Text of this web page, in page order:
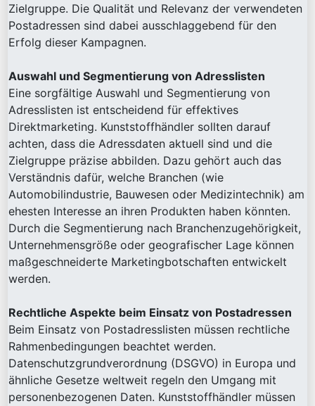
Zielgruppe. Die Qualität und Relevanz der verwendeten
Postadressen sind dabei ausschlaggebend für den
Erfolg dieser Kampagnen.
Auswahl und Segmentierung von Adresslisten
Eine sorgfältige Auswahl und Segmentierung von
Adresslisten ist entscheidend für effektives
Direktmarketing. Kunststoffhändler sollten darauf
achten, dass die Adressdaten aktuell sind und die
Zielgruppe präzise abbilden. Dazu gehört auch das
Verständnis dafür, welche Branchen (wie
Automobilindustrie, Bauwesen oder Medizintechnik) am
ehesten Interesse an ihren Produkten haben könnten.
Durch die Segmentierung nach Branchenzugehörigkeit,
Unternehmensgröße oder geografischer Lage können
maßgeschneiderte Marketingbotschaften entwickelt
werden.
Rechtliche Aspekte beim Einsatz von Postadressen
Beim Einsatz von Postadresslisten müssen rechtliche
Rahmenbedingungen beachtet werden.
Datenschutzgrundverordnung (DSGVO) in Europa und
ähnliche Gesetze weltweit regeln den Umgang mit
personenbezogenen Daten. Kunststoffhändler müssen